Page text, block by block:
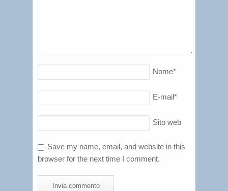
Nome*
E-mail*
Sito web
Save my name, email, and website in this
browser for the next time I comment.